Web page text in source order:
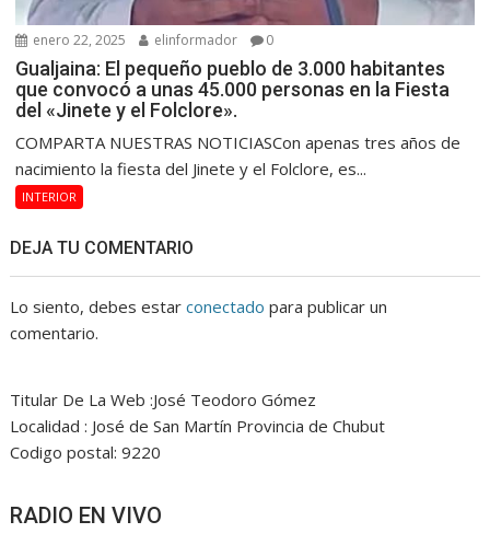
enero 22, 2025 elinformador 0
Gualjaina: El pequeño pueblo de 3.000 habitantes
que convocó a unas 45.000 personas en la Fiesta
del «Jinete y el Folclore».
COMPARTA NUESTRAS NOTICIASCon apenas tres años de
nacimiento la fiesta del Jinete y el Folclore, es...
INTERIOR
DEJA TU COMENTARIO
Lo siento, debes estarconectado para publicar un
comentario.
Titular De La Web :José Teodoro Gómez
Localidad : José de San Martín Provincia de Chubut
Codigo postal: 9220
RADIO EN VIVO